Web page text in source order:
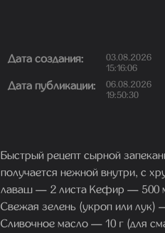
Дата создания:
03.08.2026
15:16:06
Дата публикации:
06.08.2026
19:50:30
Быстрый рецепт сырной
получается нежной внутри, с
лаваш — 2 листа Кефир — 500
Свежая зелень (укроп или
Сливочное масло — 10 г (для